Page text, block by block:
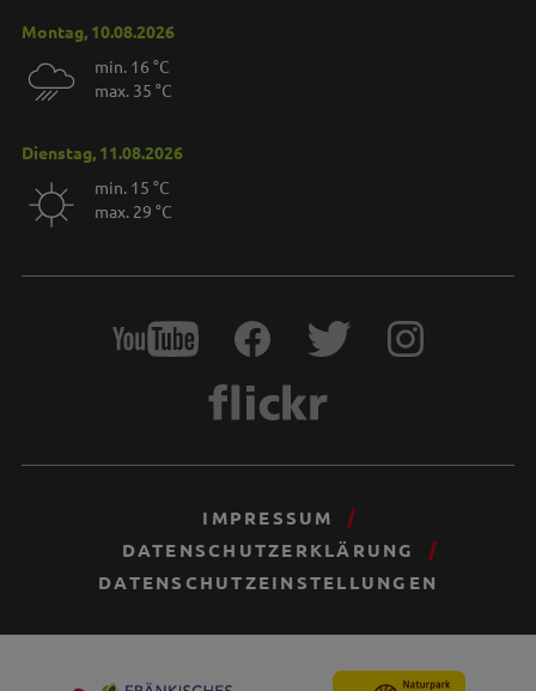
Montag, 10.08.2026
min. 16 °C
max. 35 °C
Dienstag, 11.08.2026
min. 15 °C
max. 29 °C
IMPRESSUM
DATENSCHUTZERKLÄRUNG
DATENSCHUTZEINSTELLUNGEN